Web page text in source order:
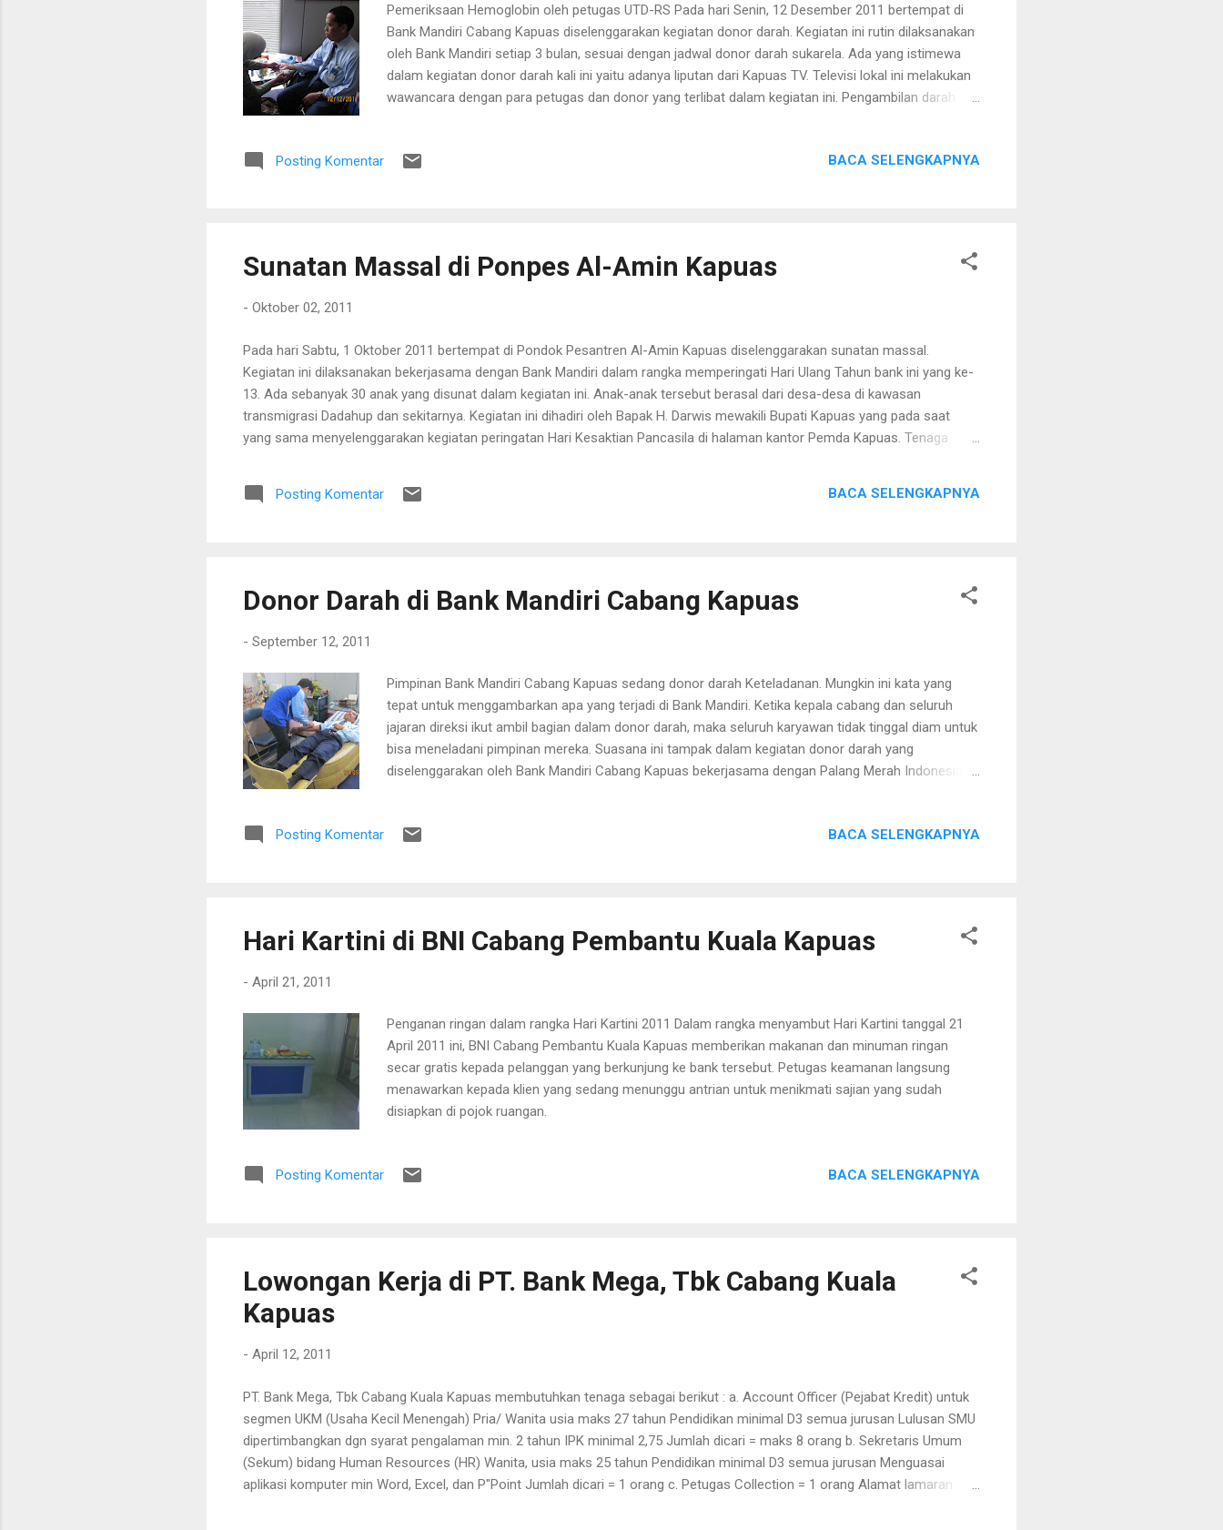
Pemeriksaan Hemoglobin oleh petugas UTD-RS Pada hari Senin, 12 Desember 2011 bertempat di
Bank Mandiri Cabang Kapuas diselenggarakan kegiatan donor darah. Kegiatan ini rutin dilaksanakan
oleh Bank Mandiri setiap 3 bulan, sesuai dengan jadwal donor darah sukarela. Ada yang istimewa
dalam kegiatan donor darah kali ini yaitu adanya liputan dari Kapuas TV. Televisi lokal ini melakukan
wawancara dengan para petugas dan donor yang terlibat dalam kegiatan ini. Pengambilan darah
hemoglobin (Hb) dan pengambilan darah dilakukan oleh petugas Unit Transfusi Darah (UTD) RSUD
Posting Komentar BACA SELENGKAPNYA
Sunatan Massal di Ponpes Al-Amin Kapuas
- Oktober 02, 2011
Pada hari Sabtu, 1 Oktober 2011 bertempat di Pondok Pesantren Al-Amin Kapuas diselenggarakan sunatan massal.
Kegiatan ini dilaksanakan bekerjasama dengan Bank Mandiri dalam rangka memperingati Hari Ulang Tahun bank ini yang ke-
13. Ada sebanyak 30 anak yang disunat dalam kegiatan ini. Anak-anak tersebut berasal dari desa-desa di kawasan
transmigrasi Dadahup dan sekitarnya. Kegiatan ini dihadiri oleh Bapak H. Darwis mewakili Bupati Kapuas yang pada saat
yang sama menyelenggarakan kegiatan peringatan Hari Kesaktian Pancasila di halaman kantor Pemda Kapuas. Tenaga
wilayah kerja puskesmas ini.
Posting Komentar BACA SELENGKAPNYA
Donor Darah di Bank Mandiri Cabang Kapuas
- September 12, 2011
Pimpinan Bank Mandiri Cabang Kapuas sedang donor darah Keteladanan. Mungkin ini kata yang
tepat untuk menggambarkan apa yang terjadi di Bank Mandiri. Ketika kepala cabang dan seluruh
jajaran direksi ikut ambil bagian dalam donor darah, maka seluruh karyawan tidak tinggal diam untuk
bisa meneladani pimpinan mereka. Suasana ini tampak dalam kegiatan donor darah yang
diselenggarakan oleh Bank Mandiri Cabang Kapuas bekerjasama dengan Palang Merah Indonesia
para pendonor diawali dengan pendaftaran, kemudian dilakukan penimbangan berat badan,
Posting Komentar BACA SELENGKAPNYA
Hari Kartini di BNI Cabang Pembantu Kuala Kapuas
- April 21, 2011
Penganan ringan dalam rangka Hari Kartini 2011 Dalam rangka menyambut Hari Kartini tanggal 21
April 2011 ini, BNI Cabang Pembantu Kuala Kapuas memberikan makanan dan minuman ringan
secar gratis kepada pelanggan yang berkunjung ke bank tersebut. Petugas keamanan langsung
menawarkan kepada klien yang sedang menunggu antrian untuk menikmati sajian yang sudah
disiapkan di pojok ruangan.
Posting Komentar BACA SELENGKAPNYA
Lowongan Kerja di PT. Bank Mega, Tbk Cabang Kuala
Kapuas
- April 12, 2011
PT. Bank Mega, Tbk Cabang Kuala Kapuas membutuhkan tenaga sebagai berikut : a. Account Officer (Pejabat Kredit) untuk
segmen UKM (Usaha Kecil Menengah) Pria/ Wanita usia maks 27 tahun Pendidikan minimal D3 semua jurusan Lulusan SMU
dipertimbangkan dgn syarat pengalaman min. 2 tahun IPK minimal 2,75 Jumlah dicari = maks 8 orang b. Sekretaris Umum
(Sekum) bidang Human Resources (HR) Wanita, usia maks 25 tahun Pendidikan minimal D3 semua jurusan Menguasai
aplikasi komputer min Word, Excel, dan P"Point Jumlah dicari = 1 orang c. Petugas Collection = 1 orang Alamat lamaran :